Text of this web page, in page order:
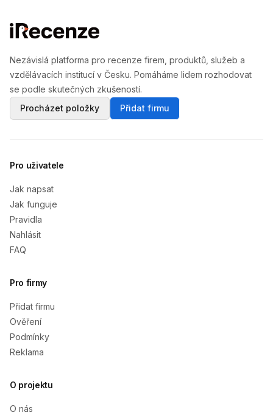
Nezávislá platforma pro recenze firem, produktů, služeb a
vzdělávacích institucí v Česku. Pomáháme lidem rozhodovat
se podle skutečných zkušeností.
Procházet položky
Přidat firmu
Pro uživatele
Jak napsat
Jak funguje
Pravidla
Nahlásit
FAQ
Pro firmy
Přidat firmu
Ověření
Podmínky
Reklama
O projektu
O nás